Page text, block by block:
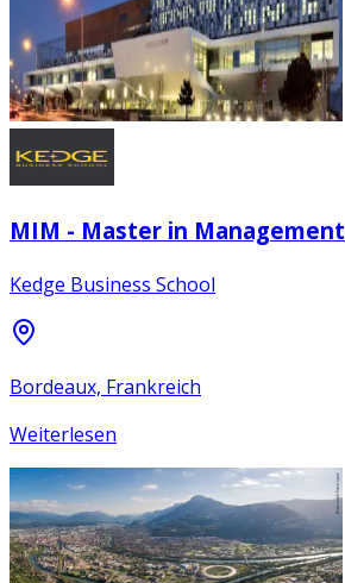
MIM - Master in Management
Kedge Business School
Bordeaux, Frankreich
Weiterlesen